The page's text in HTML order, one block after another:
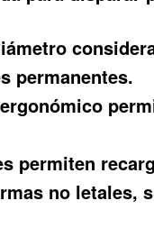
permanentes.
permiten
no letales,